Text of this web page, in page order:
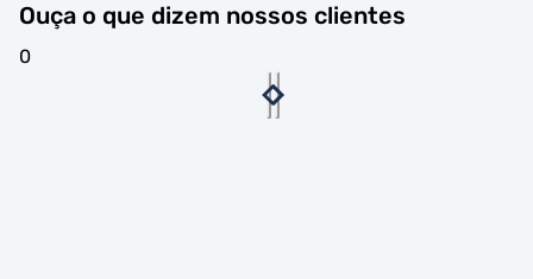
Ouça o que dizem nossos clientes
0